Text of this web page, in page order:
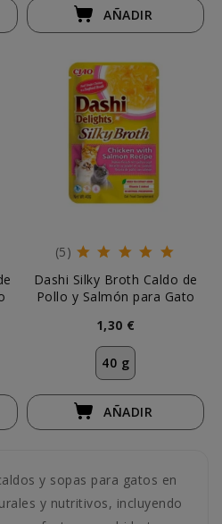
AÑADIR
(5)
Dashi Silky Broth Caldo de
Pollo y Salmón para Gato
1,30 €
40 g
AÑADIR
y sopas para gatos en
y nutritivos, incluyendo